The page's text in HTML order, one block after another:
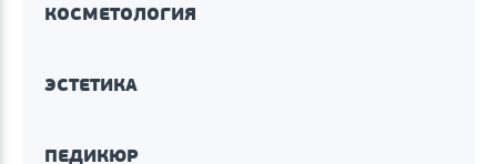
КОСМЕТОЛОГИЯ
ЭСТЕТИКА
ПЕДИКЮР